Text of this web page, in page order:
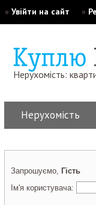
» Увійти на сайт »
Нерухомість:
Нерухомість
Запрошуємо, Гість
Ім'я користувача: